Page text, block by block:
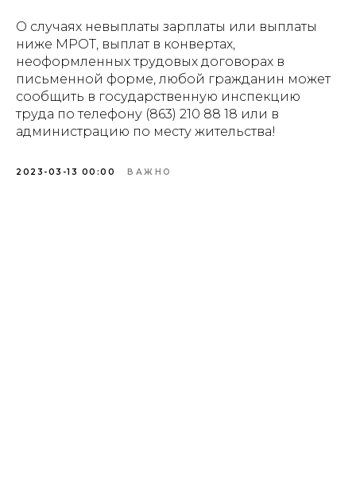
О случаях невыплаты зарплаты или выплаты
ниже МРОТ, выплат в конвертах,
неоформленных трудовых договорах в
письменной форме, любой гражданин может
сообщить в государственную инспекцию
труда по телефону (863) 210 88 18 или в
администрацию по месту жительства!
2023-03-13 00:00 ВАЖНО